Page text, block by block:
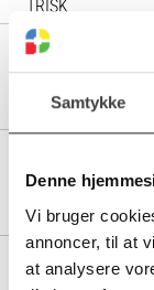
Samtykke
Denne
Vi bruger
annoncer, til at
at analysere
110 X 50
MFXMF -
110 X 63 MM
11023540